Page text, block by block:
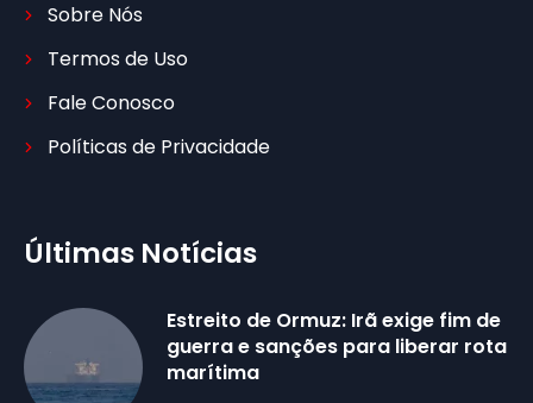
Sobre Nós
Termos de Uso
Fale Conosco
Políticas de Privacidade
Últimas Notícias
Estreito de Ormuz: Irã exige fim de
guerra e sanções para liberar rota
marítima